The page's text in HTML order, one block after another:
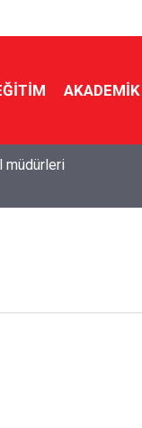
AKADEMİK
müdürleri